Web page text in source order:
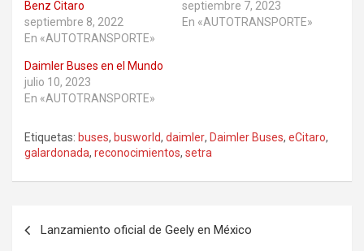
Benz Citaro
septiembre 8, 2022
En «AUTOTRANSPORTE»
septiembre 7, 2023
En «AUTOTRANSPORTE»
Daimler Buses en el Mundo
julio 10, 2023
En «AUTOTRANSPORTE»
Etiquetas: buses, busworld, daimler, Daimler Buses, eCitaro,
galardonada, reconocimientos, setra
Lanzamiento oficial de Geely en México